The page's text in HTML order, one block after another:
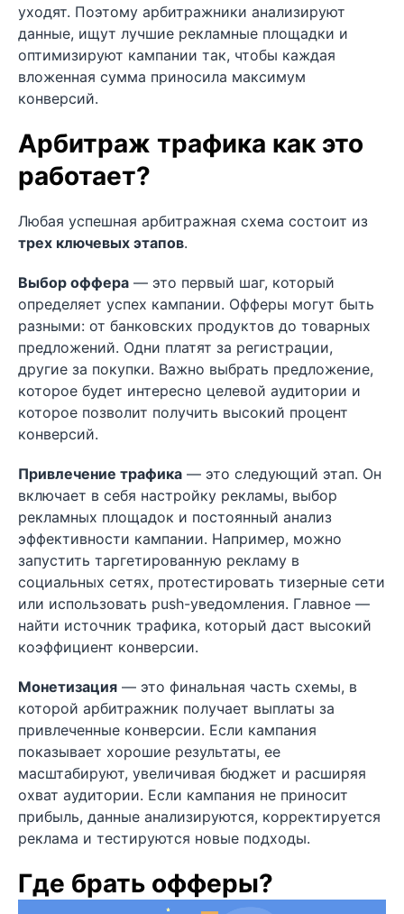
уходят. Поэтому арбитражники анализируют
данные, ищут лучшие рекламные площадки и
оптимизируют кампании так, чтобы каждая
вложенная сумма приносила максимум
конверсий.
Арбитраж трафика как это
работает?
Любая успешная арбитражная схема состоит из
трех ключевых этапов.
Выбор оффера — это первый шаг, который
определяет успех кампании. Офферы могут быть
разными: от банковских продуктов до товарных
предложений. Одни платят за регистрации,
другие за покупки. Важно выбрать предложение,
которое будет интересно целевой аудитории и
которое позволит получить высокий процент
конверсий.
Привлечение трафика — это следующий этап. Он
включает в себя настройку рекламы, выбор
рекламных площадок и постоянный анализ
эффективности кампании. Например, можно
запустить таргетированную рекламу в
социальных сетях, протестировать тизерные сети
или использовать push-уведомления. Главное —
найти источник трафика, который даст высокий
коэффициент конверсии.
Монетизация — это финальная часть схемы, в
которой арбитражник получает выплаты за
привлеченные конверсии. Если кампания
показывает хорошие результаты, ее
масштабируют, увеличивая бюджет и расширяя
охват аудитории. Если кампания не приносит
прибыль, данные анализируются, корректируется
реклама и тестируются новые подходы.
Где брать офферы?